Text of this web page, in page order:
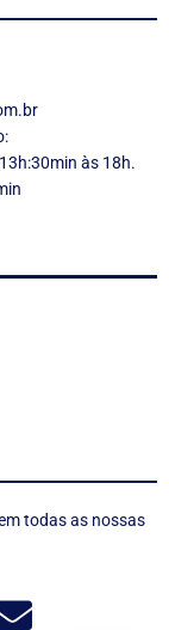
às 18h.
todas as nossas